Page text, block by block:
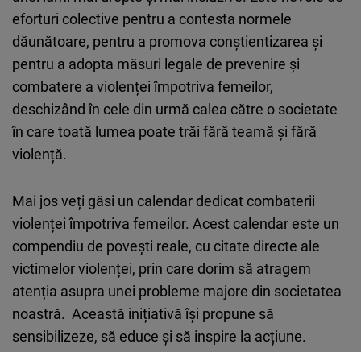
eforturi colective pentru a contesta normele
dăunătoare, pentru a promova conștientizarea și
pentru a adopta măsuri legale de prevenire și
combatere a violenței împotriva femeilor,
deschizând în cele din urmă calea către o societate
în care toată lumea poate trăi fără teamă și fără
violență.
Mai jos veți găsi un calendar dedicat combaterii
violenței împotriva femeilor. Acest calendar este un
compendiu de povești reale, cu citate directe ale
victimelor violenței, prin care dorim să atragem
atenția asupra unei probleme majore din societatea
noastră. Această inițiativă își propune să
sensibilizeze, să educe și să inspire la acțiune.
Newsletter2go
Embed
Podigee
Embed
Embed
Typeform
Embed